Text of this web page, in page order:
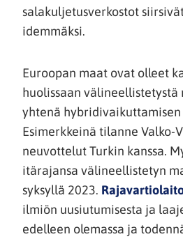
palveluun)
salakuljetusverkostot
idemmäksi.
Euroopan maat ovat olleet
huolissaan välineellistetystä
yhtenä hybridivaikuttamisen
Esimerkkeinä tilanne Valko-
neuvottelut Turkin kanssa.
itärajansa välineellistetyn
syksyllä 2023.
ilmiön uusiutumisesta ja
edelleen olemassa ja